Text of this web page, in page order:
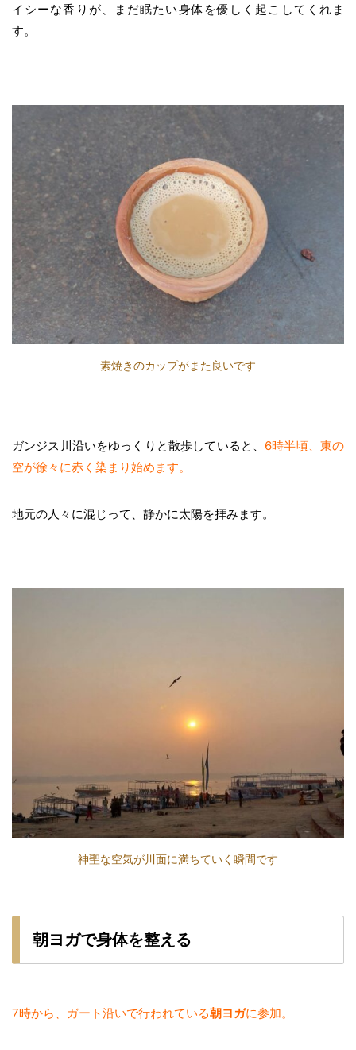
イシーな香りが、まだ眠たい身体を優しく起こしてくれま
す。
素焼きのカップがまた良いです
ガンジス川沿いをゆっくりと散歩していると、 6時半頃、東の
空が徐々に赤く染まり始めます。
地元の人々に混じって、静かに太陽を拝みます。
神聖な空気が川面に満ちていく瞬間です
朝ヨガで身体を整える
7時から、ガート沿いで行われている朝ヨガに参加。